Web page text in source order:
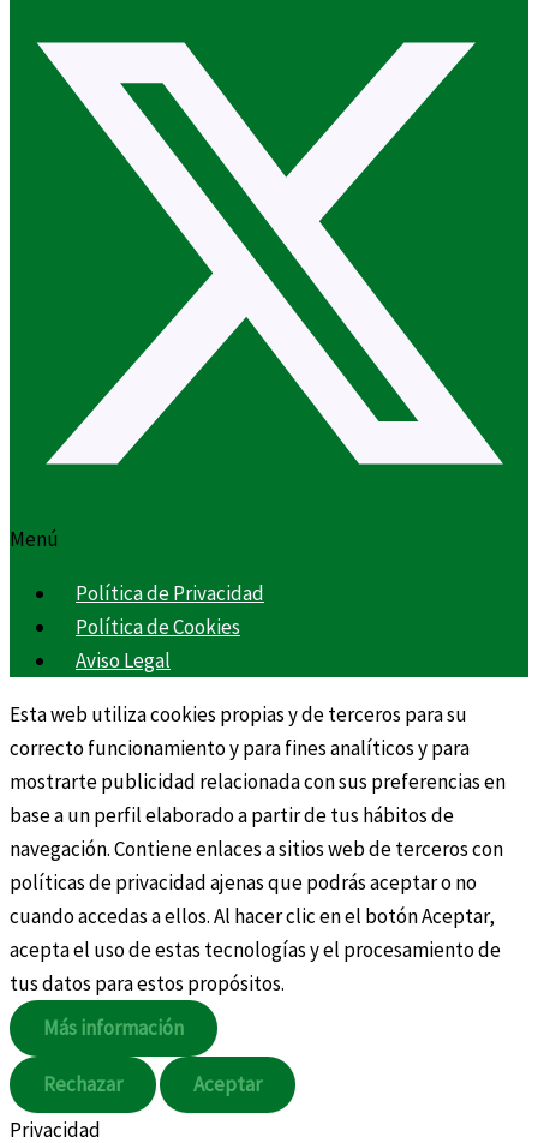
Menú
Política de Privacidad
Política de Cookies
Aviso Legal
Esta web utiliza cookies propias y de terceros para su
correcto funcionamiento y para fines analíticos y para
mostrarte publicidad relacionada con sus preferencias en
base a un perfil elaborado a partir de tus hábitos de
navegación. Contiene enlaces a sitios web de terceros con
políticas de privacidad ajenas que podrás aceptar o no
cuando accedas a ellos. Al hacer clic en el botón Aceptar,
acepta el uso de estas tecnologías y el procesamiento de
tus datos para estos propósitos.
Más información
Rechazar
Aceptar
Privacidad